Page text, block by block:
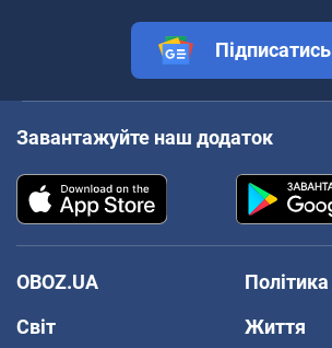
Підписатись
Завантажуйте наш додаток
OBOZ.UA
Політика
Світ
Життя